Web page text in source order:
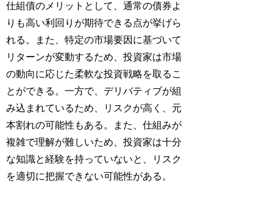
仕組債のメリットとして、通常の債券よ
りも高い利回りが期待できる点が挙げら
れる。また、特定の市場要因に基づいて
リターンが変動するため、投資家は市場
の動向に応じた柔軟な投資戦略を取るこ
とができる。一方で、デリバティブが組
み込まれているため、リスクが高く、元
本割れの可能性もある。また、仕組みが
複雑で理解が難しいため、投資家は十分
な知識と経験を持っていないと、リスク
を適切に把握できない可能性がある。